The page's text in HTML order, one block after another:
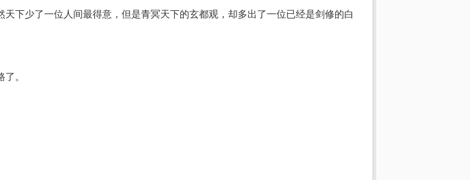
下少了一位人间最得意，但是青冥天下的玄都观，却多出了一位已经是剑修的白
。